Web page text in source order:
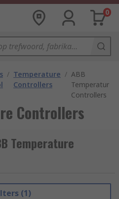
0
/ Temperature
Controllers
/ ABB
Temperature
Controllers
Controllers
Temperature
(1)